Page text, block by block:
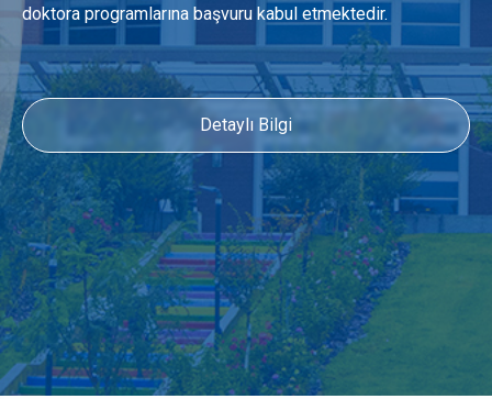
doktora programlarına başvuru kabul etmektedir.
Detaylı Bilgi